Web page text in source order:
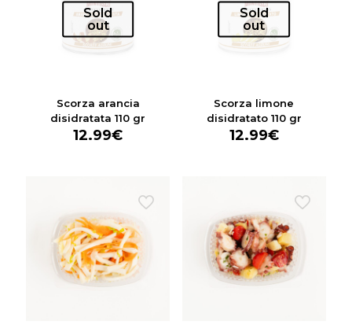
Sold
out
Scorza arancia
disidratata 110 gr
12.99€
Sold
out
Scorza limone
disidratato 110 gr
12.99€